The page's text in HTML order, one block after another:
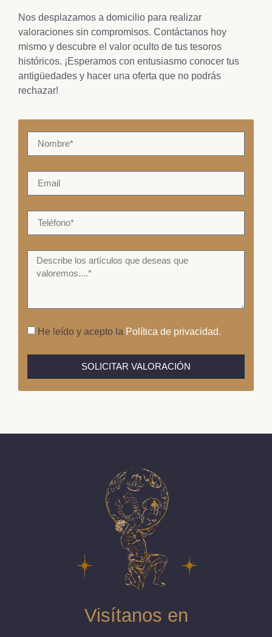
Nos desplazamos a domicilio para realizar
valoraciones sin compromisos. Contáctanos hoy
mismo y descubre el valor oculto de tus tesoros
históricos. ¡Esperamos con entusiasmo conocer tus
antigüedades y hacer una oferta que no podrás
rechazar!
He leído y acepto la Política de privacidad.
SOLICITAR VALORACIÓN
Visítanos en